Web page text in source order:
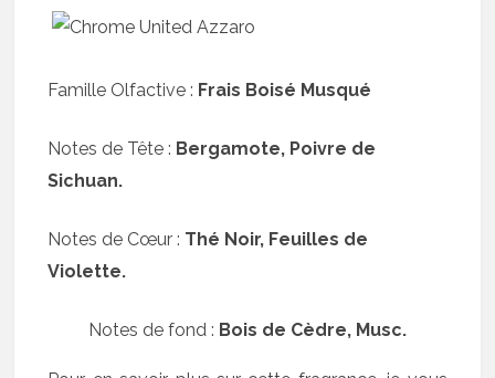
Famille Olfactive : Frais Boisé Musqué
Notes de Tête : Bergamote, Poivre de
Sichuan.
Notes de Cœur : Thé Noir, Feuilles de
Violette.
Notes de fond : Bois de Cèdre, Musc.